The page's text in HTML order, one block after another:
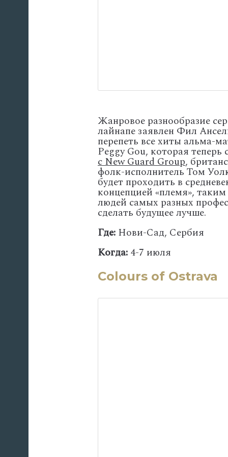
Жанровое разнообразие
лайнапе заявлен Фил
перепеть все хиты альма-
Peggy Gou, которая
с New Guard Group,
фолк-исполнитель Том
будет проходить в
концепцией «племя»,
людей самых разных
сделать будущее лучше.
Где: Нови-Сад, Сербия
Когда: 4-7 июля
Colours of Ostrava